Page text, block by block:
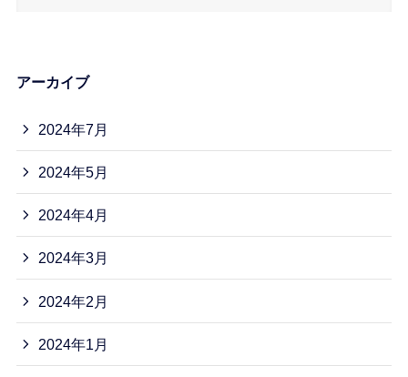
アーカイブ
2024年7月
2024年5月
2024年4月
2024年3月
2024年2月
2024年1月